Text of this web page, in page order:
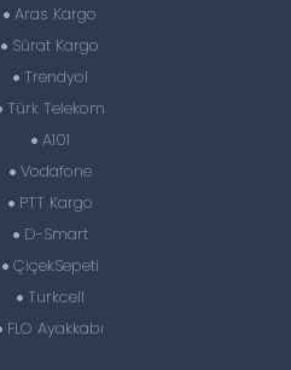
Aras Kargo
Sürat Kargo
Trendyol
Türk Telekom
A101
Vodafone
PTT Kargo
D-Smart
ÇiçekSepeti
Turkcell
FLO Ayakkabı